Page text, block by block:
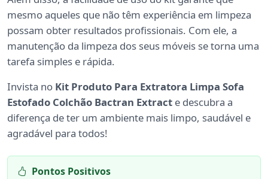
mesmo aqueles que não têm experiência em limpeza
possam obter resultados profissionais. Com ele, a
manutenção da limpeza dos seus móveis se torna uma
tarefa simples e rápida.
Invista no Kit Produto Para Extratora Limpa Sofa
Estofado Colchão Bactran Extract e descubra a
diferença de ter um ambiente mais limpo, saudável e
agradável para todos!
Pontos Positivos